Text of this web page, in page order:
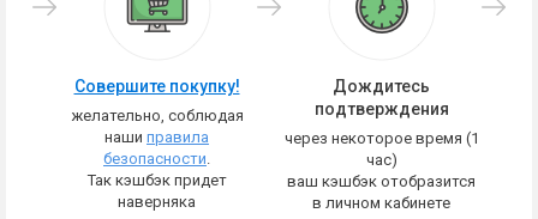
Совершите покупку!
желательно, соблюдая
наши правила
безопасности.
Так кэшбэк придет
наверняка
Дождитесь
подтверждения
через некоторое время (1
час)
ваш кэшбэк отобразится
в личном кабинете